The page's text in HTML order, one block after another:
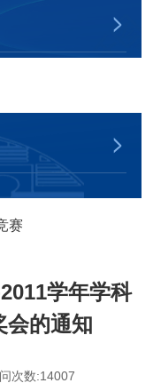
赛
学年学科
会的通知
次数:14007